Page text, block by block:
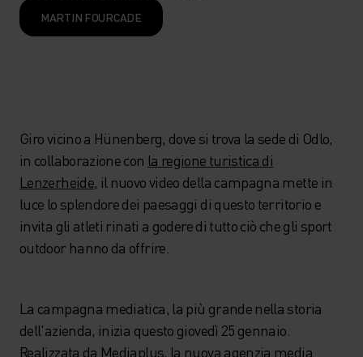
MARTIN FOURCADE
Giro vicino a Hünenberg, dove si trova la sede di Odlo,
in collaborazione con la regione turistica di
Lenzerheide, il nuovo video della campagna mette in
luce lo splendore dei paesaggi di questo territorio e
invita gli atleti rinati a godere di tutto ciò che gli sport
outdoor hanno da offrire.
La campagna mediatica, la più grande nella storia
dell'azienda, inizia questo giovedì 25 gennaio.
Realizzata da Mediaplus, la nuova agenzia media